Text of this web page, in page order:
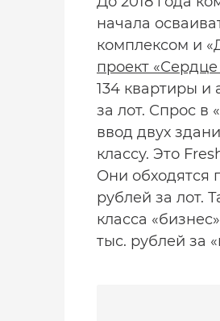
начала
комплексом и
проект
134 квартиры и
за лот. Спрос в
ввод двух
классу. Это
Они обходятся
рублей за лот.
класса
тыс. рублей за